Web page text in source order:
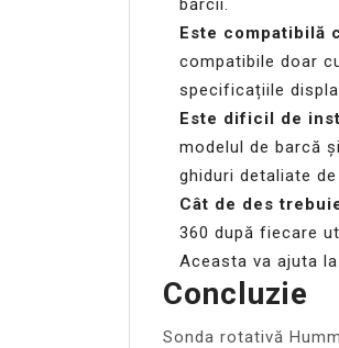
bărcii.
Este compatibilă
compatibile doar
specificațiile
Este dificil de
modelul de barcă
ghiduri detaliate
Cât de des
360 după fiecare
Aceasta va ajuta
Concluzie
Sonda rotativă